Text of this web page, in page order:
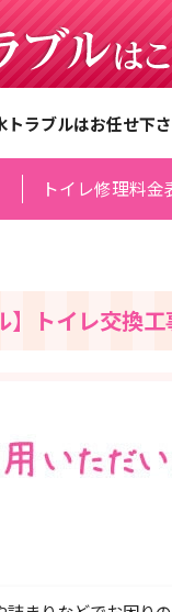
トラブルはお任せ下
トイレ修理料金
】トイレ交換